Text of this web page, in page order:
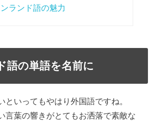
ランド語の魅力
語の単語を名前に
といってもやはり外国語ですね。
言葉の響きがとてもお洒落で素敵な